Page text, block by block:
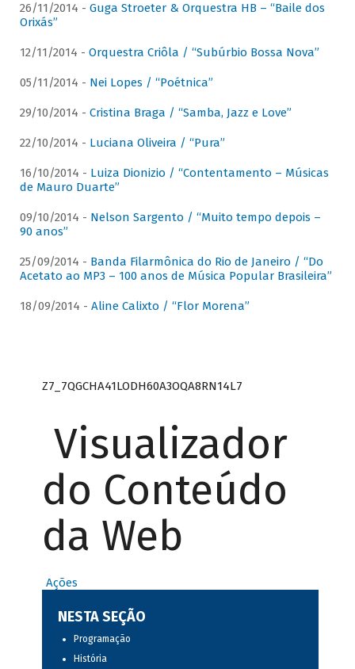
26/11/2014 - Guga Stroeter & Orquestra HB – “Baile dos
Orixás”
12/11/2014 - Orquestra Criôla / “Subúrbio Bossa Nova”
05/11/2014 - Nei Lopes / “Poétnica”
29/10/2014 - Cristina Braga / “Samba, Jazz e Love”
22/10/2014 - Luciana Oliveira / “Pura”
16/10/2014 - Luiza Dionizio / “Contentamento – Músicas
de Mauro Duarte”
09/10/2014 - Nelson Sargento / “Muito tempo depois –
90 anos”
25/09/2014 - Banda Filarmônica do Rio de Janeiro / “Do
Acetato ao MP3 – 100 anos de Música Popular Brasileira”
18/09/2014 - Aline Calixto / “Flor Morena”
Z7_7QGCHA41LODH60A3OQA8RN14L7
Visualizador
do Conteúdo
da Web
Ações
NESTA SEÇÃO
Programação
História